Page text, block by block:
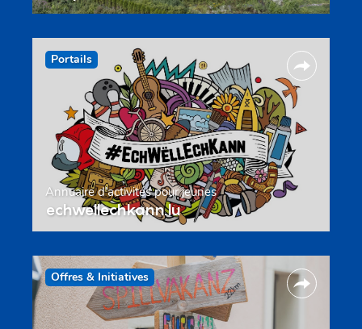
Portails
Annuaire d’activités pour jeunes
echwellechkann.lu
Offres & Initiatives